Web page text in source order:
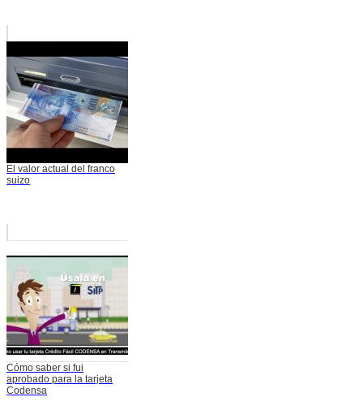
El valor actual del franco
suizo
Cómo saber si fui
aprobado para la tarjeta
Codensa